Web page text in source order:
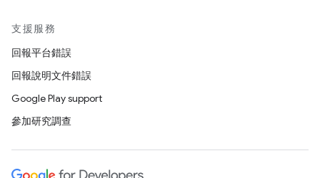
支援服務
回報平台錯誤
回報說明文件錯誤
Google Play support
參加研究調查